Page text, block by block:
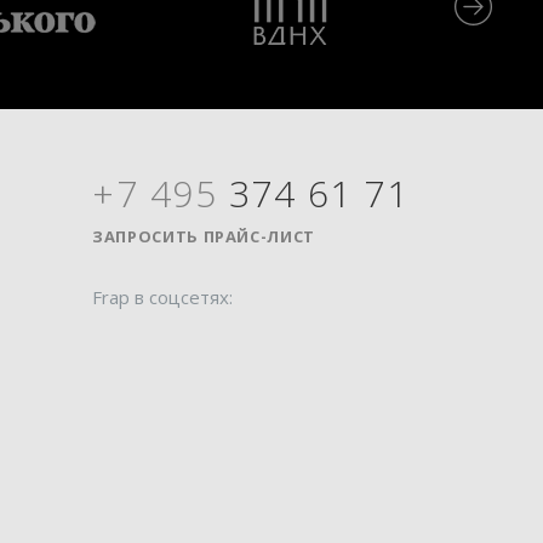
+7 495 374 61 71
ЗАПРОСИТЬ ПРАЙС-ЛИСТ
Frap в соцсетях: